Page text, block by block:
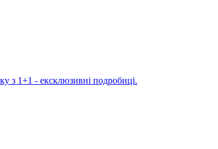
з 1+1 - ексклюзивні подробиці.